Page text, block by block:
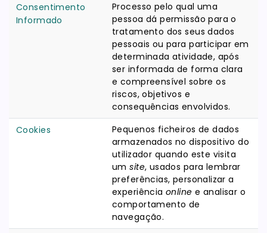
Consentimento
Informado
Processo pelo qual uma
pessoa dá permissão para o
tratamento dos seus dados
pessoais ou para participar em
determinada atividade, após
ser informada de forma clara
e compreensível sobre os
riscos, objetivos e
consequências envolvidos.
Cookies
Pequenos ficheiros de dados
armazenados no dispositivo do
utilizador quando este visita
umsite, usados para lembrar
preferências, personalizar a
experiênciaonline e analisar o
comportamento de
navegação.